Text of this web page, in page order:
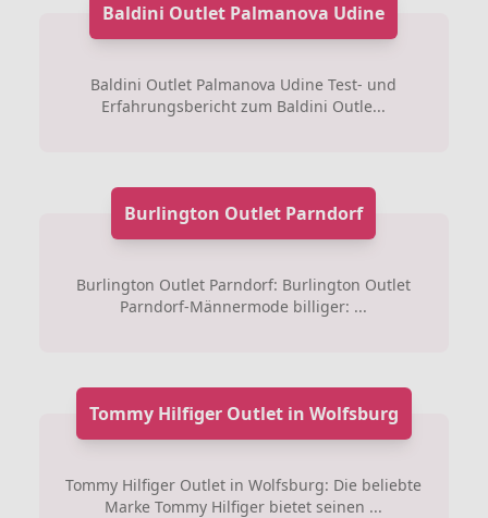
Baldini Outlet Palmanova Udine
Baldini Outlet Palmanova Udine Test- und
Erfahrungsbericht zum Baldini Outle...
Burlington Outlet Parndorf
Burlington Outlet Parndorf: Burlington Outlet
Parndorf-Männermode billiger: ...
Tommy Hilfiger Outlet in Wolfsburg
Tommy Hilfiger Outlet in Wolfsburg: Die beliebte
Marke Tommy Hilfiger bietet seinen ...